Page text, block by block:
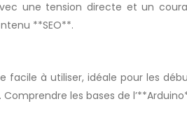
une tension directe et un
**SEO**.
facile à utiliser, idéale pour les
les bases de